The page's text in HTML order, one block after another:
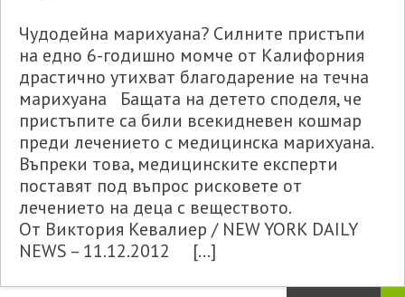
Чудодейна марихуана? Силните пристъпи
на едно 6-годишно момче от Калифорния
драстично утихват благодарение на течна
марихуана Бащата на детето споделя, че
пристъпите са били всекидневен кошмар
преди лечението с медицинска марихуана.
Въпреки това, медицинските експерти
поставят под въпрос рисковете от
лечението на деца с веществото.
От Виктория Кевалиер / NEW YORK DAILY
NEWS – 11.12.2012 […]